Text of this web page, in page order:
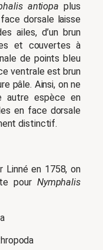
antiopa plus
dorsale laisse
ailes, d’un brun
et couvertes à
de points bleu
ventrale est brun
pâle. Ainsi, on ne
autre espèce en
en face dorsale
distinctif.
Linné en 1758, on
pour Nymphalis